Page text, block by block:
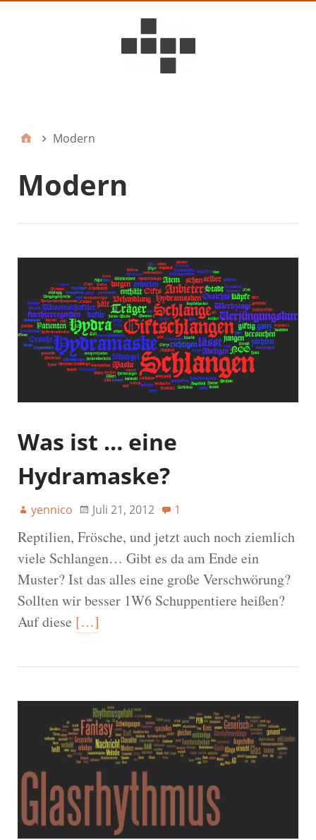
Modern
Modern
Was ist … eine
Hydramaske?
yennico Juli 21, 2012 1
Reptilien, Frösche, und jetzt auch noch ziemlich
viele Schlangen… Gibt es da am Ende ein
Muster? Ist das alles eine große Verschwörung?
Sollten wir besser 1W6 Schuppentiere heißen?
Auf diese […]